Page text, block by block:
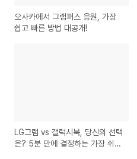
오사카에서 그램퍼스 응원, 가장
쉽고 빠른 방법 대공개!
LG그램 vs 갤럭시북, 당신의 선택
은? 5분 만에 결정하는 가장 쉬운